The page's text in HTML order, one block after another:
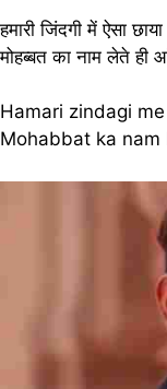
हमारी जिंदगी में ऐसा
मोहब्बत का नाम लेते ही
Hamari zindagi
Mohabbat ka nam